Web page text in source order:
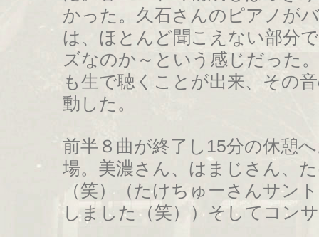
かった。久石さんのピアノが
は、ほとんど聞こえない部分
ズなのか～という感じだった
も生で聴くことが出来、その
動した。
前半８曲が終了し15分の休憩
場。美濃さん、はまじさん、
（笑）（たけちゅーさんサン
しました（笑））そしてコン